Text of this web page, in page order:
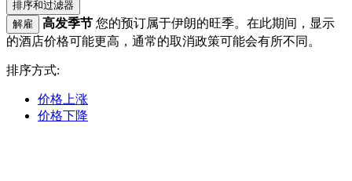
排序和过滤器
解雇
高发季节 您的预订属于伊朗的旺季。在此期间，显示
的酒店价格可能更高，通常的取消政策可能会有所不同。
排序方式:
价格上涨
价格下降